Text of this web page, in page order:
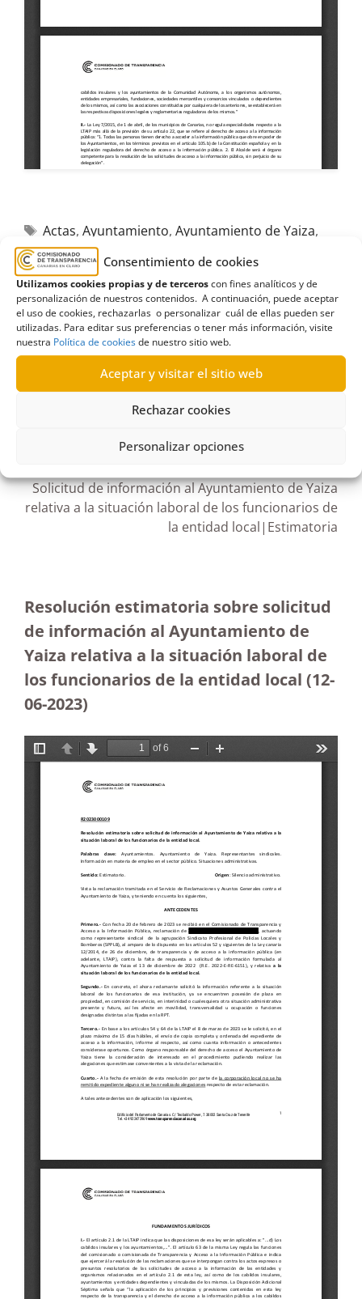
Consentimiento de cookies
Utilizamos cookies propias y de terceroscon fines analíticos y de
personalización de nuestros contenidos. A continuación, puede aceptar
el uso de cookies, rechazarlas o personalizar cuál de ellas pueden ser
utilizadas. Para editar sus preferencias o tener más información, visite
nuestra Política de cookiesde nuestro sitio web.
Aceptar y visitar el sitio web
Rechazar cookies
Personalizar opciones
Actas, Ayuntamiento, Ayuntamiento de Yaiza,
empleo en el sector público
Empleo público
Entidad local
mesas sectoriales
personal
funcionarial, Representantes sindicales, situación
administrativa,situación laboral
Solicitud de información al Ayuntamiento de Yaiza
relativa a la situación laboral de los funcionarios de
la entidad local|Estimatoria
Resolución estimatoria sobre solicitud
de información al Ayuntamiento de
Yaiza relativa a la situación laboral de
los funcionarios de la entidad local (12-
06-2023)